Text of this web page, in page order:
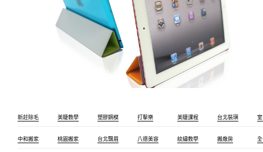
新莊除毛 美睫教學 塑膠鋼模 打擊樂 美睫課程 台北裝璜
中和搬家 桃園搬家 台北飄眉 八德美容 紋繡教學 搬廠房